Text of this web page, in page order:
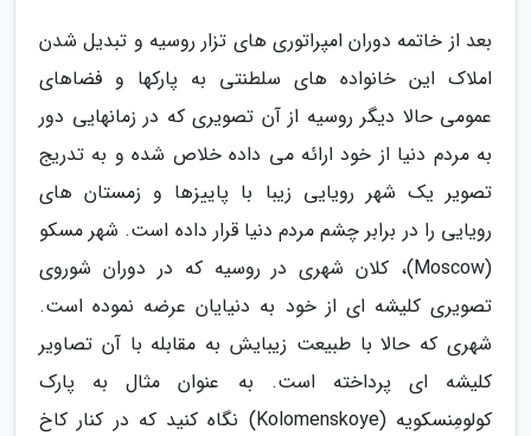
بعد از خاتمه دوران امپراتوری های تزار روسیه و تبدیل شدن
املاک این خانواده های سلطنتی به پارکها و فضاهای
عمومی حالا دیگر روسیه از آن تصویری که در زمانهایی دور
به مردم دنیا از خود ارائه می داده خلاص شده و به تدریج
تصویر یک شهر رویایی زیبا با پاییزها و زمستان های
رویایی را در برابر چشم مردم دنیا قرار داده است. شهر مسکو
(Moscow)، کلان شهری در روسیه که در دوران شوروی
تصویری کلیشه ای از خود به دنیایان عرضه نموده است.
شهری که حالا با طبیعت زیبایش به مقابله با آن تصاویر
کلیشه ای پرداخته است. به عنوان مثال به پارک
کولومِنسکویه (Kolomenskoye) نگاه کنید که در کنار کاخ